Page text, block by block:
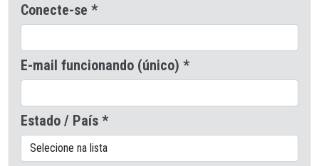
Conecte-se *
E-mail funcionando (único) *
Estado / País *